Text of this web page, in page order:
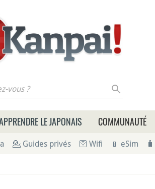
LE JAPONAIS COMMUNAUTÉ
💁 Guides privés 🛜 Wifi 📱 eSim